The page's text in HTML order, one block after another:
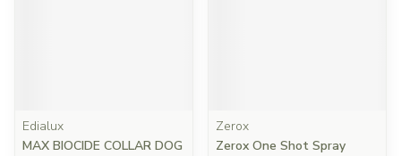
Edialux
MAX BIOCIDE COLLAR DOG
Zerox
Zerox One Shot Spray